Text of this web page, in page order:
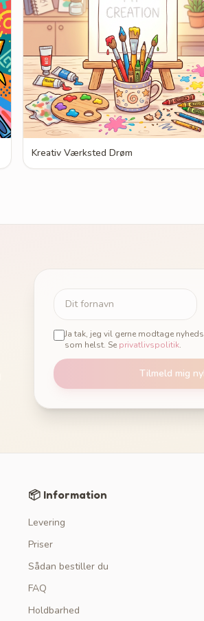
Kreativ Værksted Drøm
Ja tak, jeg vil gerne modtage
som helst. Se privatlivspolitik.
Tilmeld mig
📦 Information
Levering
Priser
Sådan bestiller du
FAQ
Holdbarhed